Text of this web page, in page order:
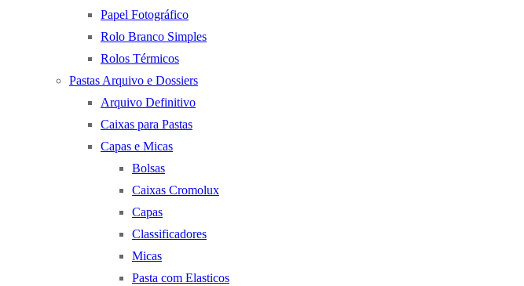
Papel Fotográfico
Rolo Branco Simples
Rolos Térmicos
Pastas Arquivo e Dossiers
Arquivo Definitivo
Caixas para Pastas
Capas e Micas
Bolsas
Caixas Cromolux
Capas
Classificadores
Micas
Pasta com Elasticos